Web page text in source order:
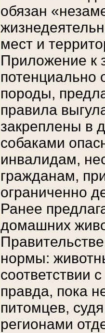
обязан
мест и
Приложение к
потенциально
породы,
правила
закреплены в
собаками
инвалидам,
гражданам,
ограниченно
Ранее
домашних
нормы:
соответствии
правда, пока
питомцев,
регионами